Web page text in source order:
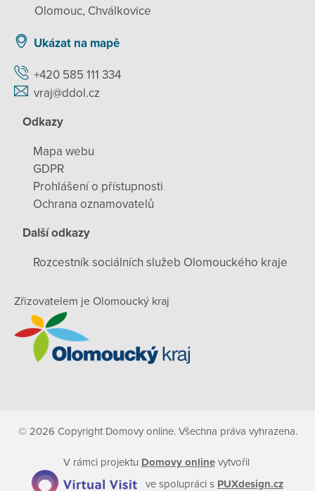
Olomouc, Chválkovice
Ukázat na mapě
+420 585 111 334
vraj@ddol.cz
Odkazy
Mapa webu
GDPR
Prohlášení o přístupnosti
Ochrana oznamovatelů
Další odkazy
Rozcestník sociálních služeb Olomouckého kraje
Zřizovatelem je Olomoucký kraj
© 2026 Copyright Domovy online. Všechna práva vyhrazena.
V rámci projektu Domovy onlinevytvořil
ve spolupráci s PUXdesign.cz